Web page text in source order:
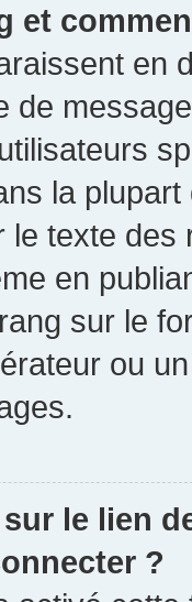
et
en
de
la
le texte
en
sur le
ou
le lien
?